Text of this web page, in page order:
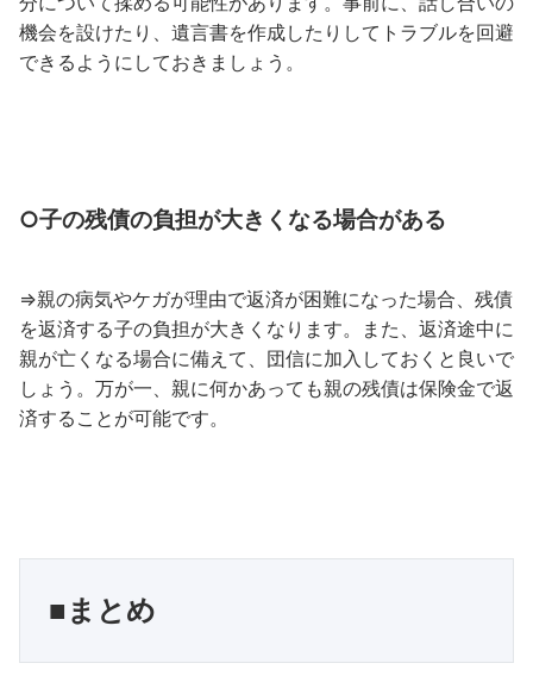
機会を設けたり、遺言書を作成したりしてトラブルを回避
できるようにしておきましょう。
○子の残債の負担が大きくなる場合がある
⇒親の病気やケガが理由で返済が困難になった場合、残債
を返済する子の負担が大きくなります。また、返済途中に
親が亡くなる場合に備えて、団信に加入しておくと良いで
しょう。万が一、親に何かあっても親の残債は保険金で返
済することが可能です。
■まとめ